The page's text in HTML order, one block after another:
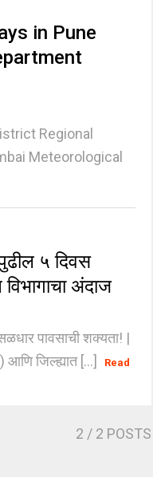
in Pune
Regional
Meteorological
५ दिवस
अंदाज
पावसाची शक्यता! |
जिल्ह्यात [...]
Read
2 / 2 POSTS